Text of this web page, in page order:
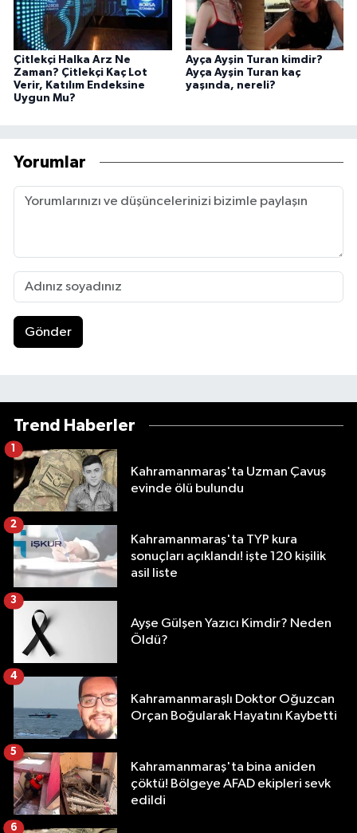
Çitlekçi Halka Arz Ne
Zaman? Çitlekçi Kaç Lot
Verir, Katılım Endeksine
Uygun Mu?
Ayça Ayşin Turan kimdir?
Ayça Ayşin Turan kaç
yaşında, nereli?
Yorumlar
Gönder
Trend Haberler
Kahramanmaraş'ta Uzman Çavuş
evinde ölü bulundu
1
Kahramanmaraş'ta TYP kura
sonuçları açıklandı! işte 120 kişilik
asil liste
2
Ayşe Gülşen Yazıcı Kimdir? Neden
Öldü?
3
Kahramanmaraşlı Doktor Oğuzcan
Orçan Boğularak Hayatını Kaybetti
4
Kahramanmaraş'ta bina aniden
çöktü! Bölgeye AFAD ekipleri sevk
edildi
5
6